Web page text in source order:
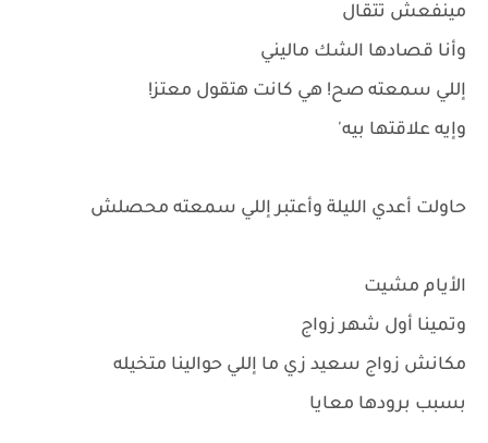
مينفعش تتقال
وأنا قصادها الشك ماليني
إللي سمعته صح! هي كانت هتقول معتز!
وإيه علاقتها بيه'
حاولت أعدي الليلة وأعتبر إللي سمعته محصلش
الأيام مشيت
وتمينا أول شهر زواج
مكانش زواج سعيد زي ما إللي حوالينا متخيله
بسبب برودها معايا